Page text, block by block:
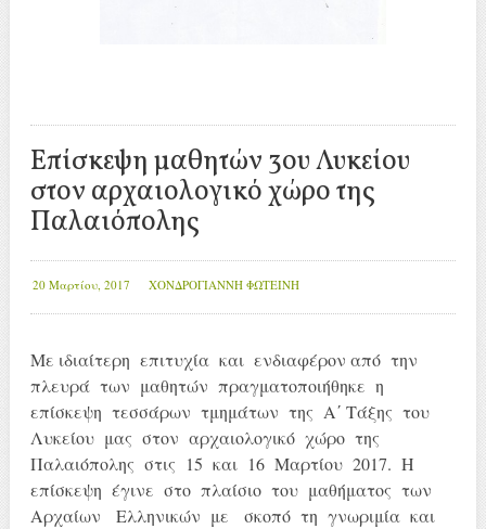
Επίσκεψη μαθητών 3ου Λυκείου
στον αρχαιολογικό χώρο της
Παλαιόπολης
20 Μαρτίου, 2017 ΧΟΝΔΡΟΓΙΑΝΝΗ ΦΩΤΕΙΝΗ
Με ιδιαίτερη επιτυχία και ενδιαφέρον από την
πλευρά των μαθητών πραγματοποιήθηκε η
επίσκεψη τεσσάρων τμημάτων της Α΄ Τάξης του
Λυκείου μας στον αρχαιολογικό χώρο της
Παλαιόπολης στις 15 και 16 Μαρτίου 2017. Η
επίσκεψη έγινε στο πλαίσιο του μαθήματος των
Αρχαίων Ελληνικών με σκοπό τη γνωριμία και